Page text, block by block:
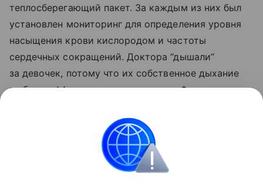
теплосберегающий пакет. За каждым из них был
установлен мониторинг для определения уровня
насыщения крови кислородом и частоты
сердечных сокращений. Доктора “дышали”
за девочек, потому что их собственное дыхание
не было эффективным», — отметил Филиппов.
Он добавил, что в настоящее время жизни
тройняшек и их матери ничего не угрожает.
Все о новорожденных